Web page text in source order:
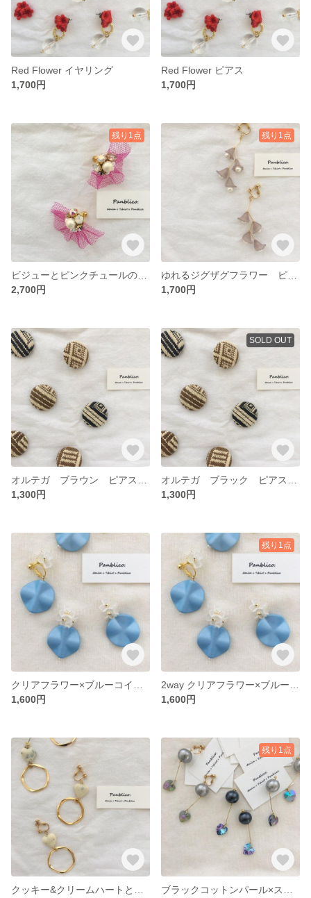
Red Flower イヤリング
1,700円
Red Flower ピアス
1,700円
残り1点
2,700円
残り1点
1,700円
1,300円
SOLD OUT
1,300円
1,600円
残り1点
1,600円
残り1点